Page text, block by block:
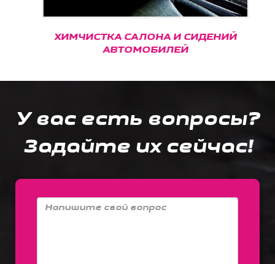
ХИМЧИСТКА САЛОНА И СИДЕНИЙ
АВТОМОБИЛЕЙ
У вас есть вопросы?
Задайте их сейчас!